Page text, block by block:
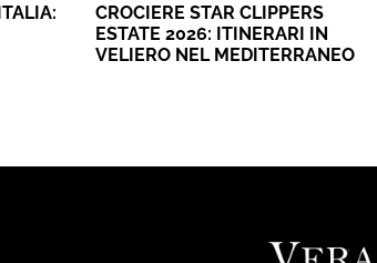
CROCIERE STAR CLIPPERS
ESTATE 2026: ITINERARI IN
VELIERO NEL MEDITERRANEO